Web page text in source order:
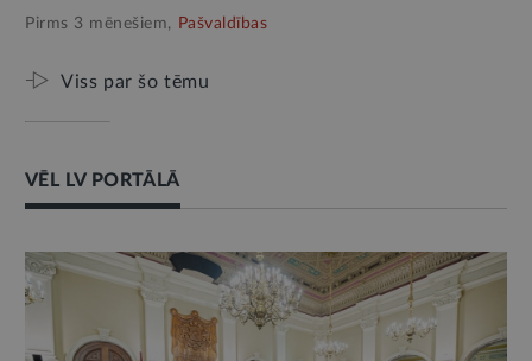
Pirms 3 mēnešiem, Pašvaldības
Viss par šo tēmu
VĒL LV PORTĀLĀ